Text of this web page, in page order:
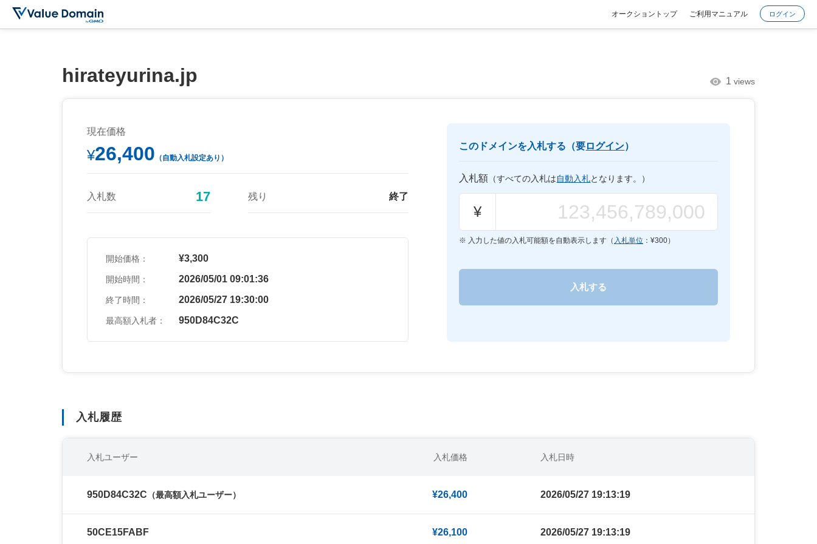
オークショントップ ご利用マニュアル ログイン
hirateyurina.jp 1 views
現在価格
¥26,400 （自動入札設定あり）
入札数 17 残り 終了
開始価格： ¥3,300
開始時間： 2026/05/01 09:01:36
終了時間： 2026/05/27 19:30:00
最高額入札者： 950D84C32C
このドメインを入札する（要ログイン）
入札額 （すべての入札は自動入札となります。）
¥
入力した値の入札可能額を自動表示します（ 入札単位 ：¥300）
入札履歴
入札ユーザー 入札価格 入札日時
950D84C32C （最高額入札ユーザー） ¥26,400 2026/05/27 19:13:19
50CE15FABF ¥26,100 2026/05/27 19:13:19